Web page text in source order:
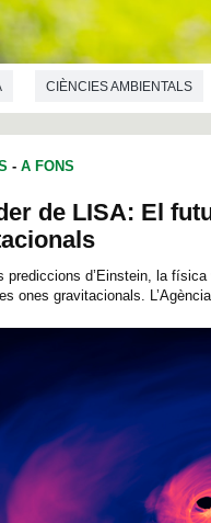
CIÈNCIES AMBIENTALS
- A FONS
de LISA: El
prediccions d’Einstein, la
ones gravitacionals.